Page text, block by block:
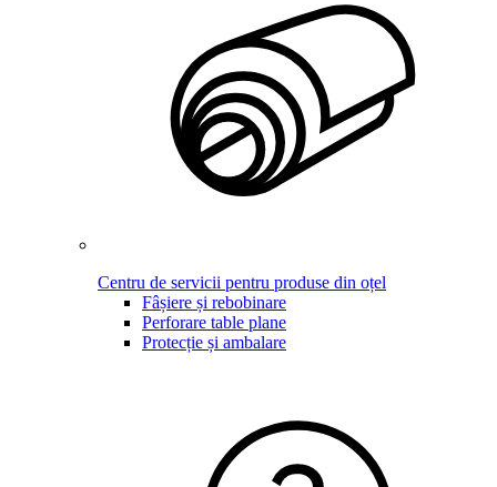
Centru de servicii pentru produse din oțel
Fâșiere și rebobinare
Perforare table plane
Protecție și ambalare